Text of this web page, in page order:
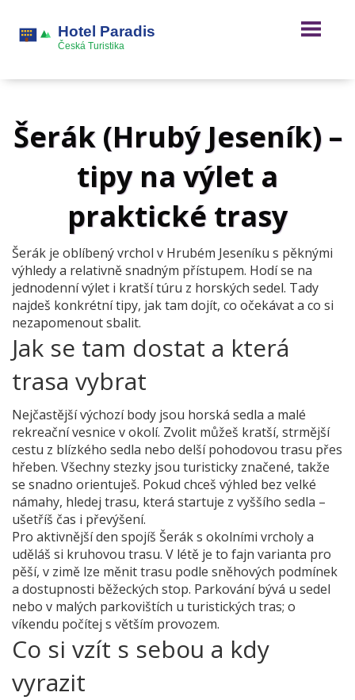
Šerák (Hrubý Jeseník) –
tipy na výlet a
praktické trasy
Šerák je oblíbený vrchol v Hrubém Jeseníku s pěknými
výhledy a relativně snadným přístupem. Hodí se na
jednodenní výlet i kratší túru z horských sedel. Tady
najdeš konkrétní tipy, jak tam dojít, co očekávat a co si
nezapomenout sbalit.
Jak se tam dostat a která
trasa vybrat
Nejčastější výchozí body jsou horská sedla a malé
rekreační vesnice v okolí. Zvolit můžeš kratší, strmější
cestu z blízkého sedla nebo delší pohodovou trasu přes
hřeben. Všechny stezky jsou turisticky značené, takže
se snadno orientuješ. Pokud chceš výhled bez velké
námahy, hledej trasu, která startuje z vyššího sedla –
ušetříš čas i převýšení.
Pro aktivnější den spojíš Šerák s okolními vrcholy a
uděláš si kruhovou trasu. V létě je to fajn varianta pro
pěší, v zimě lze měnit trasu podle sněhových podmínek
a dostupnosti běžeckých stop. Parkování bývá u sedel
nebo v malých parkovištích u turistických tras; o
víkendu počítej s větším provozem.
Co si vzít s sebou a kdy
vyrazit